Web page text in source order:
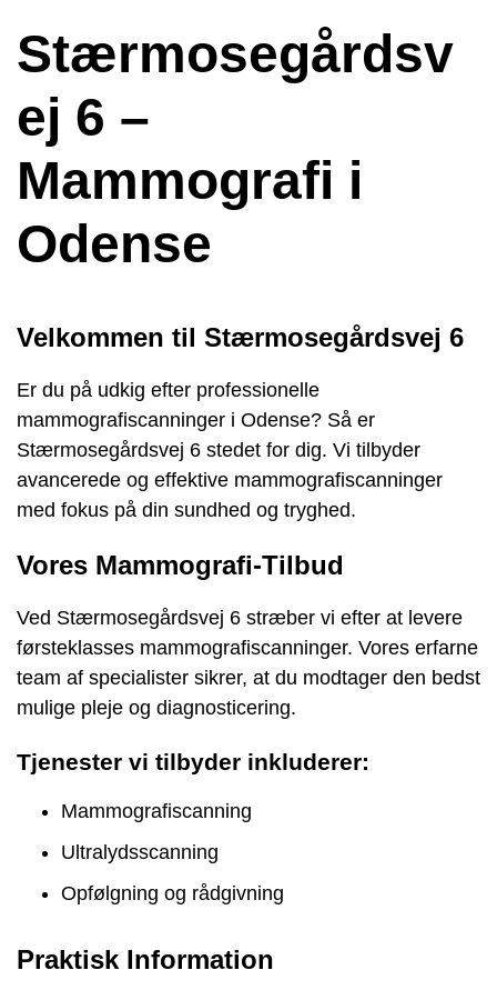
Stærmosegårdsv
ej 6 –
Mammografi i
Odense
Velkommen til Stærmosegårdsvej 6
Er du på udkig efter professionelle
mammografiscanninger i Odense? Så er
Stærmosegårdsvej 6 stedet for dig. Vi tilbyder
avancerede og effektive mammografiscanninger
med fokus på din sundhed og tryghed.
Vores Mammografi-Tilbud
Ved Stærmosegårdsvej 6 stræber vi efter at levere
førsteklasses mammografiscanninger. Vores erfarne
team af specialister sikrer, at du modtager den bedst
mulige pleje og diagnosticering.
Tjenester vi tilbyder inkluderer:
Mammografiscanning
Ultralydsscanning
Opfølgning og rådgivning
Praktisk Information